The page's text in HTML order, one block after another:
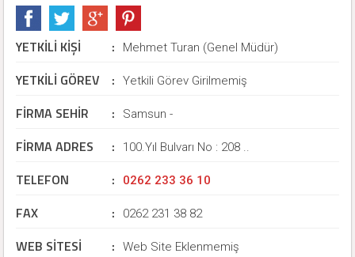
YETKİLİ KİŞİ : Mehmet Turan (Genel Müdür)
YETKİLİ GÖREV : Yetkili Görev Girilmemiş
FİRMA SEHİR : Samsun -
FİRMA ADRES : 100.Yıl Bulvarı No : 208 ..
TELEFON : 0262 233 36 10
FAX : 0262 231 38 82
WEB SİTESİ : Web Site Eklenmemiş